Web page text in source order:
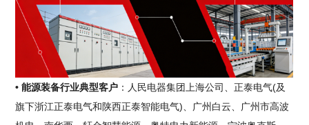
• 能源装备行业典型客户 ：人民电器集团上海公司、正泰电气(及
旗下浙江正泰电气和陕西正泰智能电气)、广州白云、广州市高波